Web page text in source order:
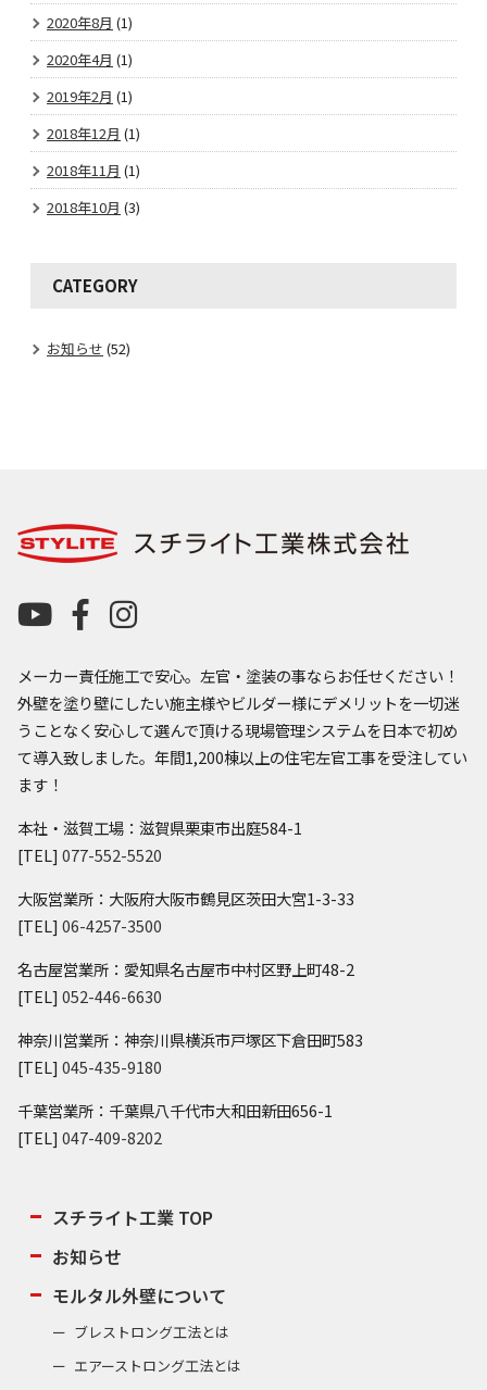
2020年8月 (1)
2020年4月 (1)
2019年2月 (1)
2018年12月 (1)
2018年11月 (1)
2018年10月 (3)
CATEGORY
お知らせ (52)
メーカー責任施工で安心。左官・塗装の事ならお任せください！
外壁を塗り壁にしたい施主様やビルダー様にデメリットを一切迷
うことなく安心して選んで頂ける現場管理システムを日本で初め
て導入致しました。年間1,200棟以上の住宅左官工事を受注してい
ます！
本社・滋賀工場：滋賀県栗東市出庭584-1
[TEL] 077-552-5520
大阪営業所：大阪府大阪市鶴見区茨田大宮1-3-33
[TEL] 06-4257-3500
名古屋営業所：愛知県名古屋市中村区野上町48-2
[TEL] 052-446-6630
神奈川営業所：神奈川県横浜市戸塚区下倉田町583
[TEL] 045-435-9180
千葉営業所：千葉県八千代市大和田新田656-1
[TEL] 047-409-8202
スチライト工業 TOP
お知らせ
モルタル外壁について
ブレストロング工法とは
エアーストロング工法とは